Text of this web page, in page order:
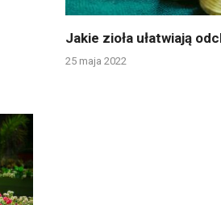
Jakie zioła ułatwiają
25 maja 2022